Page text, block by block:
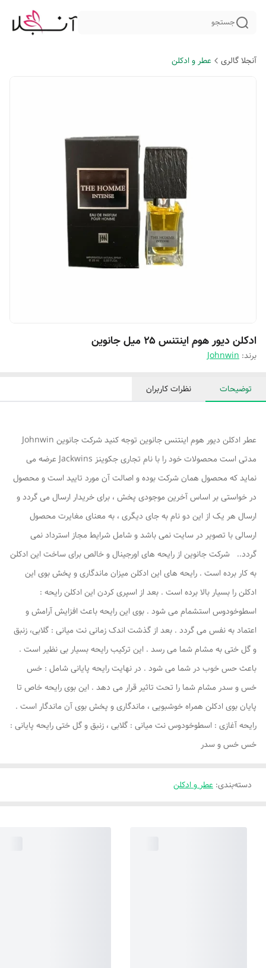
جستجو
آنجلا گالری عطر و ادکلن
ادکلن دیور هوم اینتنس ۲۵ میل جانوین
برند: Johnwin
توضیحات نظرات کاربران
عطر ادکلن دیور هوم اینتنس جانوین توجه کنید شرکت جانوین Johnwin
مدتی است محصولات خود را با نام تجاری جکوینز Jackwins عرضه می
نماید که محصول همان شرکت بوده و اصالت آن مورد تایید است و محصول
در خواستی بر اساس آخرین موجودی پخش ، برای خریدار ارسال می گردد و
ارسال هر یک از این دو نام به جای دیگری ، به معنای مغایرت محصول
ارسالی با تصویر در سایت نمی باشد و شامل شرایط مجاز استرداد نمی
گردد.. شرکت جانوین از رایحه های اورجینال و خالص برای ساخت این ادکلن
به کار برده است . رایحه های این ادکلن میزان ماندگاری و پخش بوی این
ادکلن را بسیار بالا برده است . بعد از اسپری کردن این ادکلن رایحه :
اسطوخودوس استشمام می شود . بوی این رایحه باعث افزایش آرامش و
اعتماد به نفس می گردد . بعد از گذشت اندک زمانی نت میانی : گلابی، زنبق
و گل ختی به مشام شما می رسد . این ترکیب رایحه بسیار بی نظیر است .
باعث حس خوب در شما می شود . در نهایت رایحه پایانی شامل : خس
خس و سدر مشام شما را تحت تاثیر قرار می دهد . این بوی رایحه خاص تا
پایان بوی ادکلن همراه خوشبویی ، ماندگاری و پخش بوی آن ماندگار است .
رایحه آغازی : اسطوخودوس نت میانی : گلابی ، زنبق و گل ختی رایحه پایانی :
خس خس و سدر
دسته‌بندی: عطر و ادکلن